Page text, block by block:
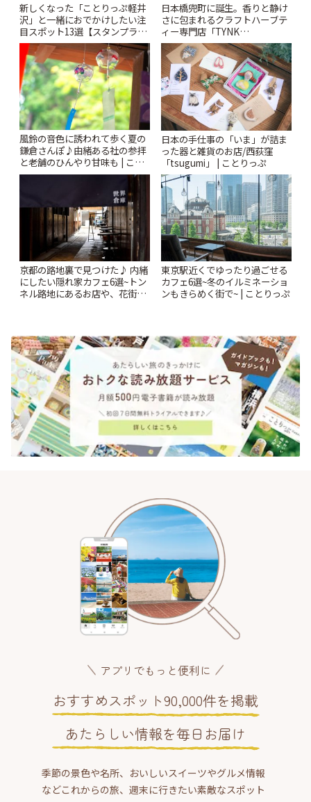
新しくなった「ことりっぷ軽井
沢」と一緒におでかけしたい注
目スポット13選【スタンプラリ
ー開催中】 | ことりっぷ
日本橋兜町に誕生。香りと静け
さに包まれるクラフトハーブテ
ィー専門店「TYNK
Kabutocho」 | ことりっぷ
風鈴の音色に誘われて歩く夏の
鎌倉さんぽ♪由緒ある社の参拝
と老舗のひんやり甘味も | こと
りっぷ
日本の手仕事の「いま」が詰ま
った器と雑貨のお店/西荻窪
「tsugumi」 | ことりっぷ
京都の路地裏で見つけた♪ 内緒
にしたい隠れ家カフェ6選~トン
ネル路地にあるお店や、花街の
東京駅近くでゆったり過ごせる
カフェ6選~冬のイルミネーショ
ンもきらめく街で~ | ことりっぷ
アプリでもっと便利に
おすすめスポット90,000件を掲載
あたらしい情報を毎日お届け
季節の景色や名所、おいしいスイーツやグルメ情報
などこれからの旅、週末に行きたい素敵なスポット